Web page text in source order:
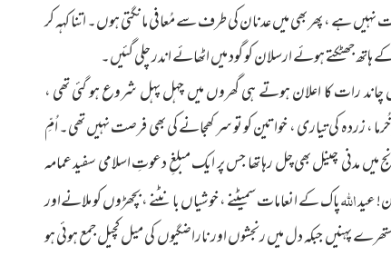
، پھر بھی میں عدنان کی طرف سے مُعافی مانگتی ہوں۔ اتنا کہہ کر
جھٹکتے ہوئے ارسلان کو گود میں اٹھائے اندر چلی گئیں۔
میں چاند رات کا اعلان ہوتے ہی گھروں میں چہل پہل شروع ہو گئی تھی ،
، زردہ کی تیاری ، خواتین کو تو سر کھجانے کی بھی فرصت نہیں تھی۔ اُمِّ
میں مدنی چینل بھی چل رہا تھا جس پر ایک مبلغِ دعوتِ اسلامیسفید عمامہ
عیداللہپاک کے انعامات سمیٹنے ، خوشیاں بانٹنے ، بچھڑوں کو ملانےاور
جبکہ دل میں رنجشوں اور ناراضگیوں کی میل کچیل جمع ہوئی ہو